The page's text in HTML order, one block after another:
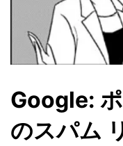
Google:
のスパム